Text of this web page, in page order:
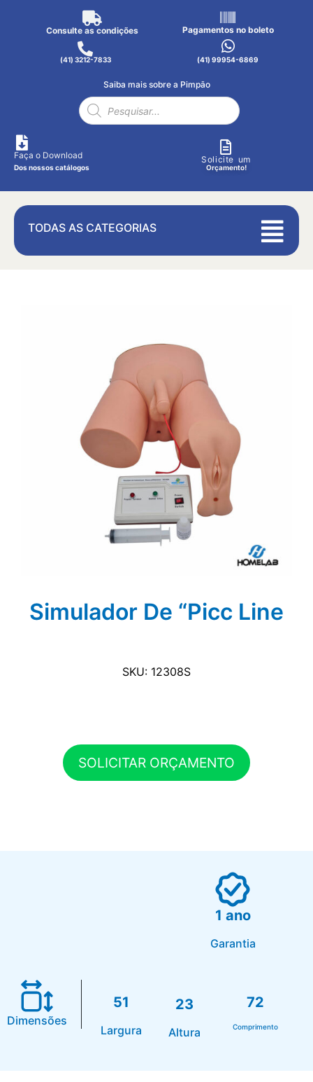
Consulte as condições Pagamentos no boleto
(41) 3212-7833 (41) 99954-6869
Saiba mais sobre a Pimpão
Faça o Download
Dos nossos catálogos
Solicite um
Orçamento!
TODAS AS CATEGORIAS
Simulador De “Picc Line
SKU: 12308S
SOLICITAR ORÇAMENTO
1 ano
Garantia
Dimensões
51
Largura
23
Altura
72
Comprimento